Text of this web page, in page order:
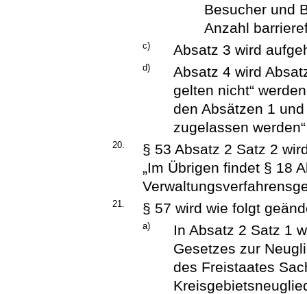
Besucher und
Anzahl
c) Absatz 3 wird
d)
Absatz 4 wird
gelten nicht“
den Absätzen 1
zugelassen
20.
§ 53 Absatz 2 Satz 2
„Im Übrigen findet § 18
21. § 57 wird wie folgt
a)
In Absatz 2 Satz 1
Gesetzes zur
des Freistaates